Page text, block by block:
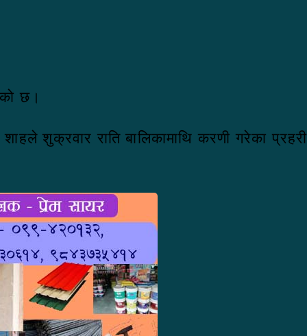
छ।
शुक्रवार राति बालिकामाथि करणी गरेका